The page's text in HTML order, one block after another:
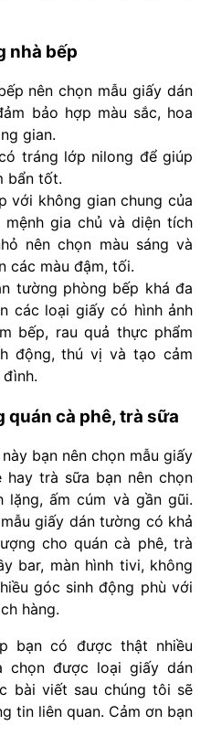
nhà bếp
nên chọn mẫu giấy dán
bảo hợp màu sắc, hoa
gian.
tráng lớp nilong để giúp
bẩn tốt.
với không gian chung của
gia chủ và diện tích
nên chọn màu sáng và
các màu đậm, tối.
tường phòng bếp khá đa
các loại giấy có hình ảnh
bếp, rau quả thực phẩm
động, thú vị và tạo cảm
quán cà phê, trà sữa
bạn nên chọn mẫu giấy
trà sữa bạn nên chọn
lặng, ấm cúm và gần gũi.
giấy dán tường có khả
cho quán cà phê, trà
bar, màn hình tivi, không
góc sinh động phù với
hàng.
bạn có được thật nhiều
được loại giấy dán
bài viết sau chúng tôi sẽ
tin liên quan. Cảm ơn bạn